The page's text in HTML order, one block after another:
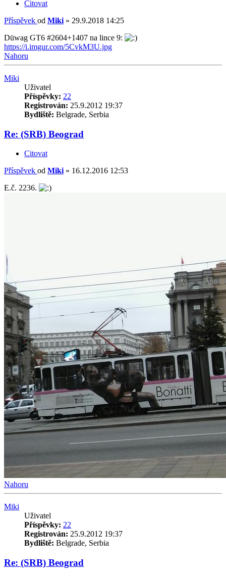
Citovat
Příspěvek od Miki » 29.9.2018 14:25
Düwag GT6 #2604+1407 na lince 9:
https://i.imgur.com/5CvkM3U.jpg
Nahoru
Miki
Uživatel
Příspěvky: 22
Registrován: 25.9.2012 19:37
Bydliště: Belgrade, Serbia
Re: (SRB) Beograd
Citovat
Příspěvek od Miki » 16.12.2016 12:53
E.č. 2236.
Nahoru
Miki
Uživatel
Příspěvky: 22
Registrován: 25.9.2012 19:37
Bydliště: Belgrade, Serbia
Re: (SRB) Beograd